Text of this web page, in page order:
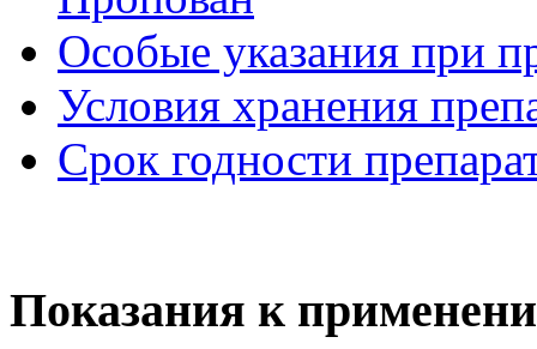
Особые указания при
Условия хранения
Срок годности
Показания к